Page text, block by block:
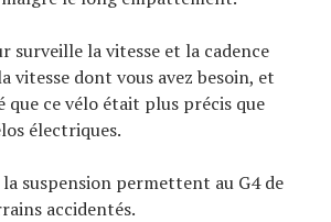
surveille la vitesse et la cadence
vitesse dont vous avez besoin, et
que ce vélo était plus précis que
électriques.
suspension permettent au G4 de
accidentés.